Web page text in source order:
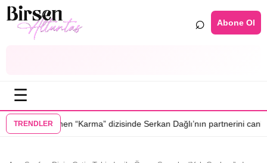
⌕ Abone Ol
☰
TRENDLER
dizisinde Serkan Dağlı’nın partnerini canlandıracak•Daha 17’ye